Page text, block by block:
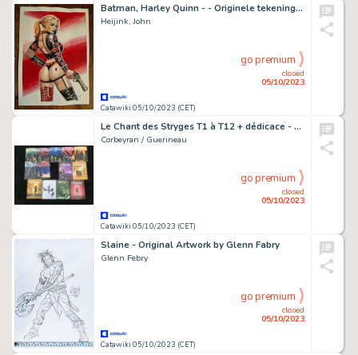
Batman, Harley Quinn - - Originele tekening in kleur - Harley Quinn - Page volante - (2021)
Heijink, John
Catawiki 05/10/2023 (CET)
closed
05/10/2023
go premium
Le Chant des Stryges T1 à T12 + dédicace - 12x C - EO/Ré - (2000/2008)
Corbeyran / Guerineau
Catawiki 05/10/2023 (CET)
closed
05/10/2023
go premium
Slaine - Original Artwork by Glenn Fabry
Glenn Febry
Catawiki 05/10/2023 (CET)
closed
05/10/2023
go premium